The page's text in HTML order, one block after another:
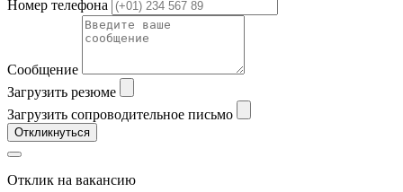
Номер телефона
Сообщение
Загрузить резюме
Загрузить сопроводительное письмо
Откликнуться
Отклик на вакансию